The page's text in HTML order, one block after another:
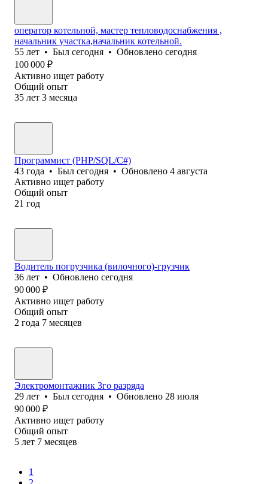
оператор котельной, мастер тепловодоснабжения ,
начальник участка,начальник котельной.
55 лет • Был сегодня • Обновлено сегодня
100 000 ₽
Активно ищет работу
Общий опыт
35 лет 3 месяца
Программист (PHP/SQL/C#)
43 года • Был сегодня • Обновлено 4 августа
Активно ищет работу
Общий опыт
21 год
Водитель погрузчика (вилочного)-грузчик
36 лет • Обновлено сегодня
90 000 ₽
Активно ищет работу
Общий опыт
2 года 7 месяцев
Электромонтажник 3го разряда
29 лет • Был сегодня • Обновлено 28 июля
90 000 ₽
Активно ищет работу
Общий опыт
5 лет 7 месяцев
1